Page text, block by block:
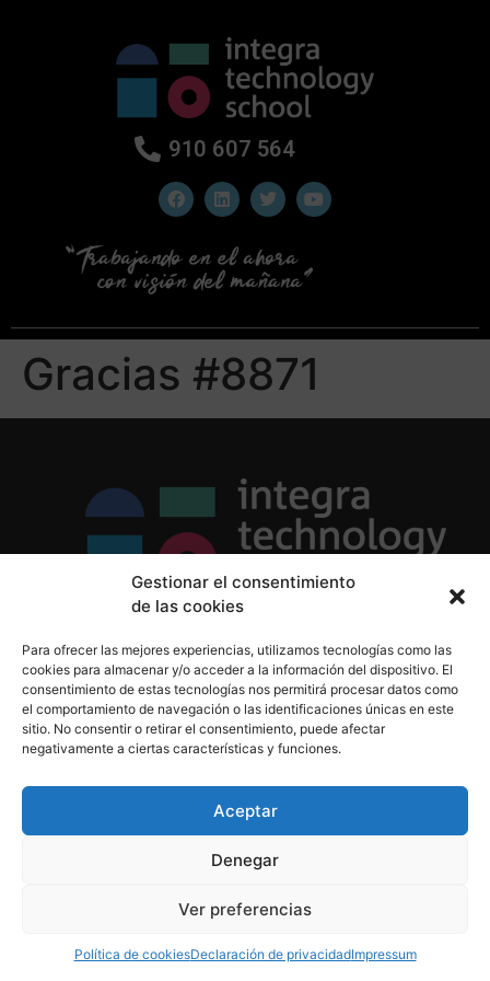
Gestionar el consentimiento
de las cookies
Para ofrecer las mejores experiencias, utilizamos tecnologías como las
cookies para almacenar y/o acceder a la información del dispositivo. El
consentimiento de estas tecnologías nos permitirá procesar datos como
el comportamiento de navegación o las identificaciones únicas en este
sitio. No consentir o retirar el consentimiento, puede afectar
negativamente a ciertas características y funciones.
Aceptar
Denegar
Ver preferencias
Política de cookiesDeclaración de privacidadImpressum
910 607 564
Gracias #8871
Política de Cookies
Aviso Legal
910 607 564
derechos reservados